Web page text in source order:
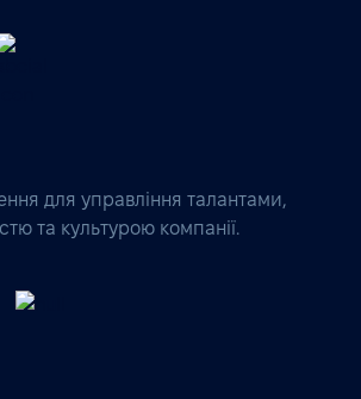
для управління талантами,
та культурою компанії.